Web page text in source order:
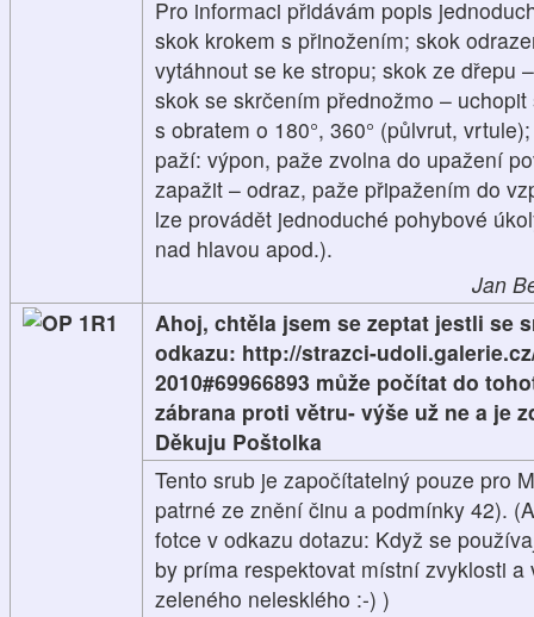
Pro informaci přidávám popis
skok krokem s přinožením; skok
vytáhnout se ke stropu; skok ze dřepu
skok se skrčením přednožmo –
s obratem o 180°, 360° (půlvrut,
paží: výpon, paže zvolna do upažení
zapažit – odraz, paže připažením do
lze provádět jednoduché pohybové
nad hlavou apod.).
Jan
1R1
Ahoj, chtěla jsem se zeptat jestli se
odkazu: http://strazci-
2010#69966893 může počítat do
zábrana proti větru- výše už ne a je
Děkuju Poštolka
Tento srub je započítatelný pouze pro
patrné ze znění činu a podmínky 42).
fotce v odkazu dotazu: Když se
by príma respektovat místní zvyklosti
zeleného nelesklého :-) )